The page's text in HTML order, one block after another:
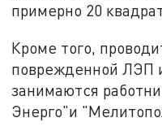
примерно 20
Кроме того,
поврежденной ЛЭП
занимаются
Энерго"и